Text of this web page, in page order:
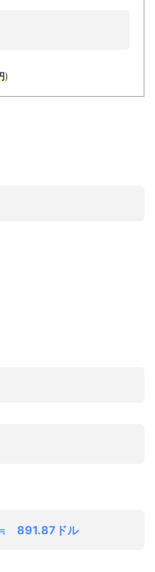
)
891.87ドル